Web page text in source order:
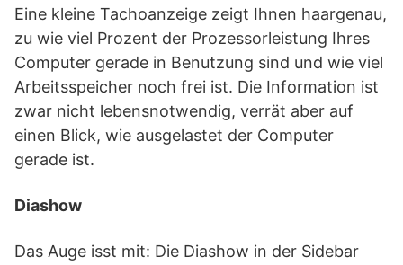
Eine kleine Tachoanzeige zeigt Ihnen haargenau,
zu wie viel Prozent der Prozessorleistung Ihres
Computer gerade in Benutzung sind und wie viel
Arbeitsspeicher noch frei ist. Die Information ist
zwar nicht lebensnotwendig, verrät aber auf
einen Blick, wie ausgelastet der Computer
gerade ist.
Diashow
Das Auge isst mit: Die Diashow in der Sidebar